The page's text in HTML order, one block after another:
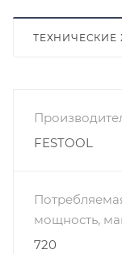
ТЕХНИЧЕСКИЕ
FESTOOL
мощность,
720